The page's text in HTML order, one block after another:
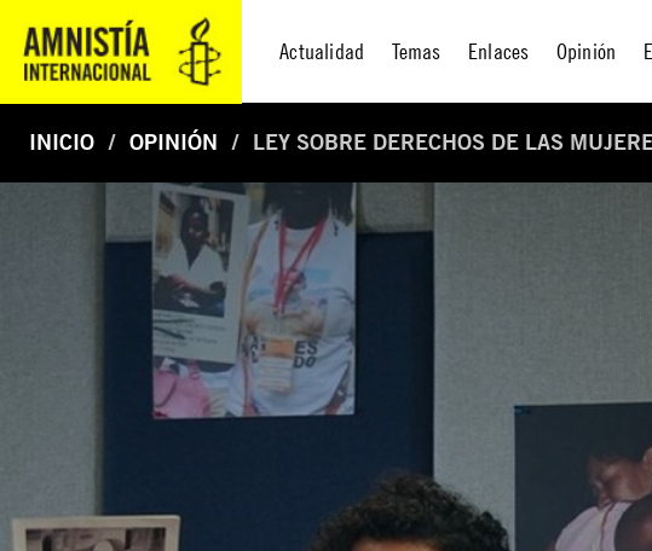
Actualidad Temas Enlaces Opinión
INICIO OPINIÓN LEY SOBRE DERECHOS DE LAS